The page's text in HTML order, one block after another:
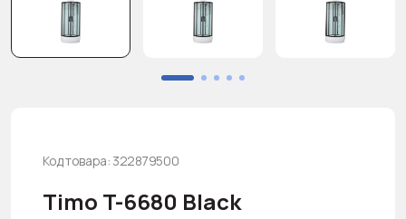
Код товара: 322879500
Timo T-6680 Black